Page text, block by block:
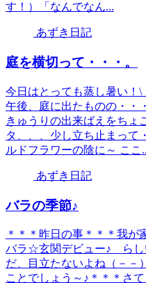
す！）「なんでなん...
あずき日記
庭を横切って・・・。
今日はとっても蒸し暑い！\
午後、庭に出たものの・・
きゅうりの出来ばえをちょ
タ、、、少し立ち止まって
ルドフラワーの陰に～ ここ
あずき日記
バラの季節♪
＊＊＊昨日の事＊＊＊我が
バラ☆玄関デビュー♪ らし
だ、目立たないよね（－－
ことでしょう～♪＊＊＊さ